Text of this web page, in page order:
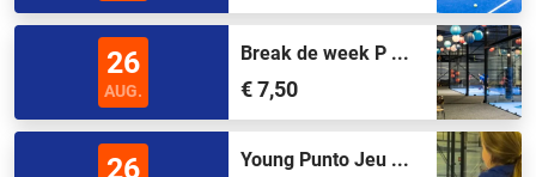
26
AUG.
Break de week P ...
€ 7,50
26 Young Punto Jeu ...